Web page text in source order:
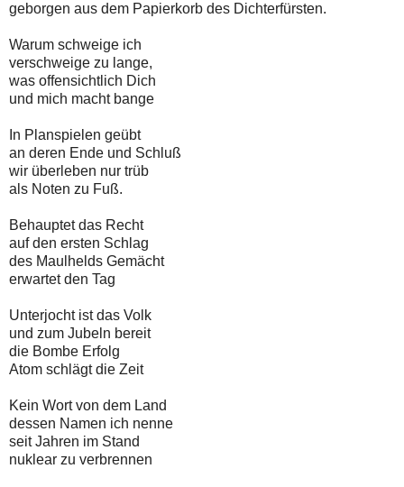
geborgen aus dem Papierkorb des Dichterfürsten.
Warum schweige ich
verschweige zu lange,
was offensichtlich Dich
und mich macht bange
In Planspielen geübt
an deren Ende und Schluß
wir überleben nur trüb
als Noten zu Fuß.
Behauptet das Recht
auf den ersten Schlag
des Maulhelds Gemächt
erwartet den Tag
Unterjocht ist das Volk
und zum Jubeln bereit
die Bombe Erfolg
Atom schlägt die Zeit
Kein Wort von dem Land
dessen Namen ich nenne
seit Jahren im Stand
nuklear zu verbrennen